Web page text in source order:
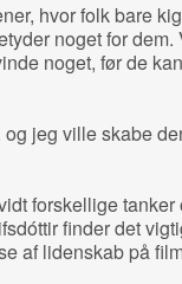
hvor folk bare
noget for dem.
noget, før de
jeg ville skabe
forskellige tanker
finder det
af lidenskab på